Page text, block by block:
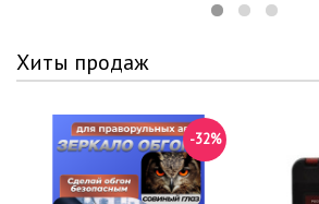
Хиты продаж
-32%